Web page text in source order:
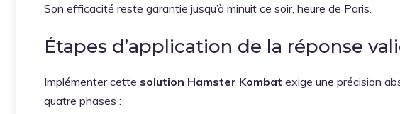
Son efficacité reste garantie jusqu’à minuit ce soir, heure de Paris.
Étapes d’application de la réponse
Implémenter cette solution Hamster Kombat exige une précision
quatre phases :